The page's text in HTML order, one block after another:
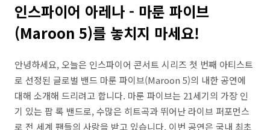
인스파이어 아레나 - 마룬 파이브
(Maroon 5)를 놓치지 마세요!
안녕하세요, 오늘은 인스파이어 콘서트 시리즈 첫 번째 아티스트
로 선정된 글로벌 밴드 마룬 파이브(Maroon 5)의 내한 공연에
대해 소개해 드리려고 합니다. 마룬 파이브는 21세기의 가장 인
기 있는 팝 록 밴드로, 수많은 히트곡과 뛰어난 라이브 퍼포먼스
로 전 세계 팬들의 사랑을 받고 있습니다. 이번 공연은 국내 최초